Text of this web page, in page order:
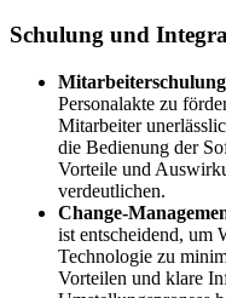
Schulung und
Personalakte zu
Mitarbeiter
die Bedienung der
Vorteile und
verdeutlichen.
Change-
ist entscheidend, um
Technologie zu
Vorteilen und klare